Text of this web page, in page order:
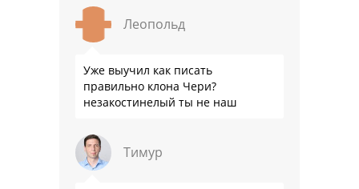
Леопольд
Уже выучил как писать
правильно клона Чери?
незакостинелый ты не наш
Тимур